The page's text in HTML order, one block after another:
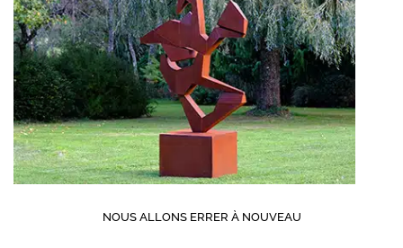
NOUS ALLONS ERRER À NOUVEAU